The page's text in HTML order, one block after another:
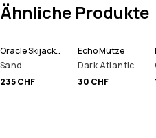
Ähnliche Produkte
Oracle Skijacke Herren
Sand
235 CHF
Echo Mütze
Dark Atlantic
30 CHF